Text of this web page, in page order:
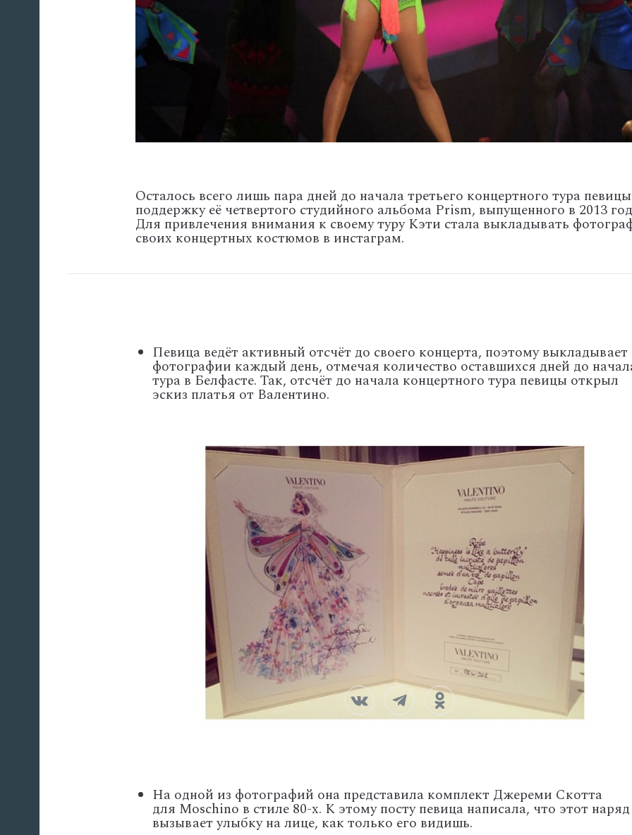
Осталось всего лишь пара дней до начала третьего концертного тура
поддержку её четвертого студийного альбома Prism, выпущенного в 2013
Для привлечения внимания к своему туру Кэти стала выкладывать
своих концертных костюмов в инстаграм.
Певица ведёт активный отсчёт до своего концерта, поэтому выкладывает
фотографии каждый день, отмечая количество оставшихся дней до
тура в Белфасте. Так, отсчёт до начала концертного тура певицы открыл
эскиз платья от Валентино.
На одной из фотографий она представила комплект Джереми Скотта
для Moschino в стиле 80-х. К этому посту певица написала, что этот наряд
вызывает улыбку на лице, как только его видишь.